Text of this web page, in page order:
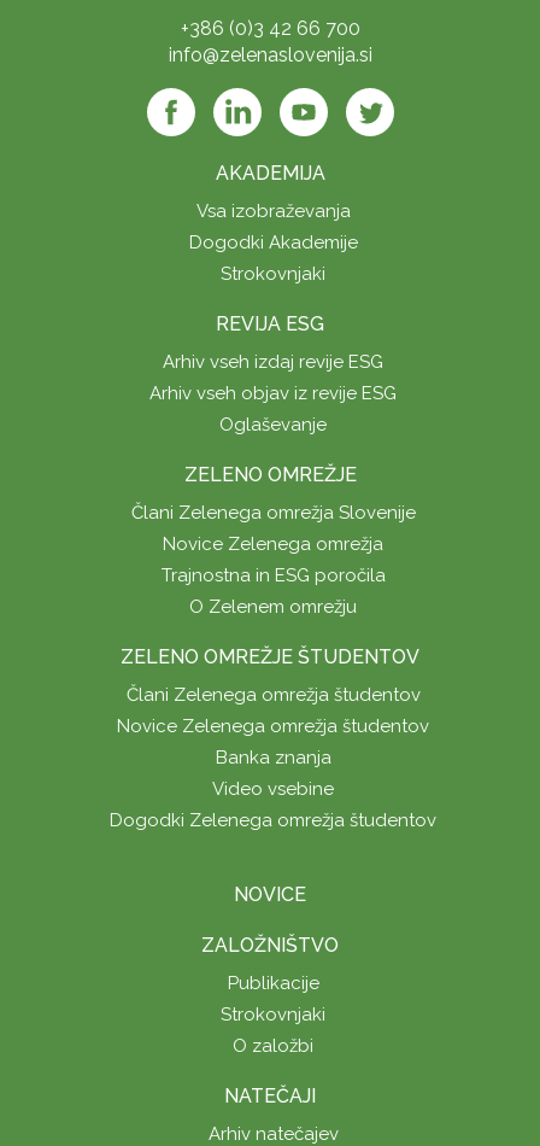
+386 (0)3 42 66 700
info@zelenaslovenija.si
AKADEMIJA
Vsa izobraževanja
Dogodki Akademije
Strokovnjaki
REVIJA ESG
Arhiv vseh izdaj revije ESG
Arhiv vseh objav iz revije ESG
Oglaševanje
ZELENO OMREŽJE
Člani Zelenega omrežja Slovenije
Novice Zelenega omrežja
Trajnostna in ESG poročila
O Zelenem omrežju
ZELENO OMREŽJE ŠTUDENTOV
Člani Zelenega omrežja študentov
Novice Zelenega omrežja študentov
Banka znanja
Video vsebine
Dogodki Zelenega omrežja študentov
NOVICE
ZALOŽNIŠTVO
Publikacije
Strokovnjaki
O založbi
NATEČAJI
Arhiv natečajev